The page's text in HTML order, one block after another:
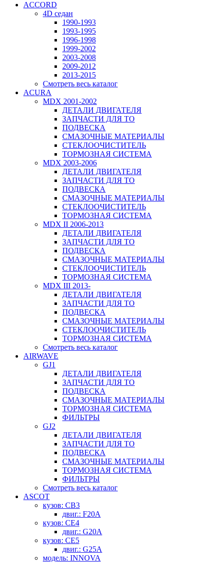
ACCORD
4D седан
1990-1993
1993-1995
1996-1998
1999-2002
2003-2008
2009-2012
2013-2015
Смотреть весь каталог
ACURA
MDX 2001-2002
ДЕТАЛИ ДВИГАТЕЛЯ
ЗАПЧАСТИ ДЛЯ ТО
ПОДВЕСКА
СМАЗОЧНЫЕ МАТЕРИАЛЫ
СТЕКЛООЧИСТИТЕЛЬ
ТОРМОЗНАЯ СИСТЕМА
MDX 2003-2006
ДЕТАЛИ ДВИГАТЕЛЯ
ЗАПЧАСТИ ДЛЯ ТО
ПОДВЕСКА
СМАЗОЧНЫЕ МАТЕРИАЛЫ
СТЕКЛООЧИСТИТЕЛЬ
ТОРМОЗНАЯ СИСТЕМА
MDX II 2006-2013
ДЕТАЛИ ДВИГАТЕЛЯ
ЗАПЧАСТИ ДЛЯ ТО
ПОДВЕСКА
СМАЗОЧНЫЕ МАТЕРИАЛЫ
СТЕКЛООЧИСТИТЕЛЬ
ТОРМОЗНАЯ СИСТЕМА
MDX III 2013-
ДЕТАЛИ ДВИГАТЕЛЯ
ЗАПЧАСТИ ДЛЯ ТО
ПОДВЕСКА
СМАЗОЧНЫЕ МАТЕРИАЛЫ
СТЕКЛООЧИСТИТЕЛЬ
ТОРМОЗНАЯ СИСТЕМА
Смотреть весь каталог
AIRWAVE
GJ1
ДЕТАЛИ ДВИГАТЕЛЯ
ЗАПЧАСТИ ДЛЯ ТО
ПОДВЕСКА
СМАЗОЧНЫЕ МАТЕРИАЛЫ
ТОРМОЗНАЯ СИСТЕМА
ФИЛЬТРЫ
GJ2
ДЕТАЛИ ДВИГАТЕЛЯ
ЗАПЧАСТИ ДЛЯ ТО
ПОДВЕСКА
СМАЗОЧНЫЕ МАТЕРИАЛЫ
ТОРМОЗНАЯ СИСТЕМА
ФИЛЬТРЫ
Смотреть весь каталог
ASCOT
кузов: CB3
двиг.: F20A
кузов: CE4
двиг.: G20A
кузов: CE5
двиг.: G25A
модель: INNOVA